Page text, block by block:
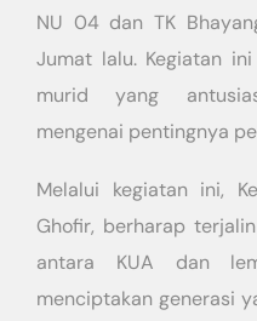
NU 04 dan TK
Jumat lalu. Kegiatan
murid yang
mengenai pentingnya
Melalui kegiatan ini,
Ghofir, berharap
antara KUA dan
menciptakan generasi